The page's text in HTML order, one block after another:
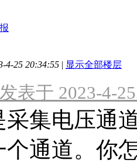
4-25 20:34:55 | 显示全部楼层
表于 2023-4-
采集电压通
个通道。你